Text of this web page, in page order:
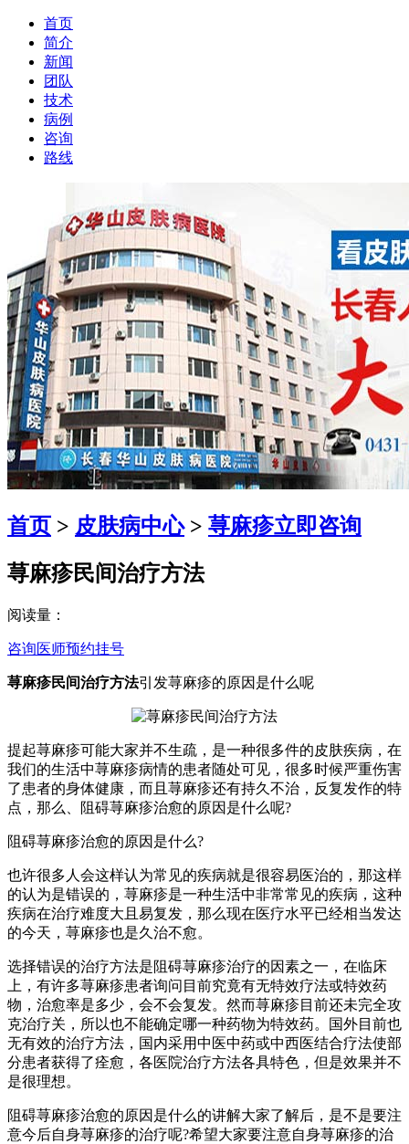
首页
简介
新闻
团队
技术
病例
咨询
路线
首页 > 皮肤病中心> 荨麻疹立即咨询
荨麻疹民间治疗方法
阅读量：
咨询医师预约挂号
荨麻疹民间治疗方法引发荨麻疹的原因是什么呢
提起荨麻疹可能大家并不生疏，是一种很多件的皮肤疾病，在
我们的生活中荨麻疹病情的患者随处可见，很多时候严重伤害
了患者的身体健康，而且荨麻疹还有持久不治，反复发作的特
点，那么、阻碍荨麻疹治愈的原因是什么呢?
阻碍荨麻疹治愈的原因是什么?
也许很多人会这样认为常见的疾病就是很容易医治的，那这样
的认为是错误的，荨麻疹是一种生活中非常常见的疾病，这种
疾病在治疗难度大且易复发，那么现在医疗水平已经相当发达
的今天，荨麻疹也是久治不愈。
选择错误的治疗方法是阻碍荨麻疹治疗的因素之一，在临床
上，有许多荨麻疹患者询问目前究竟有无特效疗法或特效药
物，治愈率是多少，会不会复发。然而荨麻疹目前还未完全攻
克治疗关，所以也不能确定哪一种药物为特效药。国外目前也
无有效的治疗方法，国内采用中医中药或中西医结合疗法使部
分患者获得了痊愈，各医院治疗方法各具特色，但是效果并不
是很理想。
阻碍荨麻疹治愈的原因是什么的讲解大家了解后，是不是要注
意今后自身荨麻疹的治疗呢?希望大家要注意自身荨麻疹的治